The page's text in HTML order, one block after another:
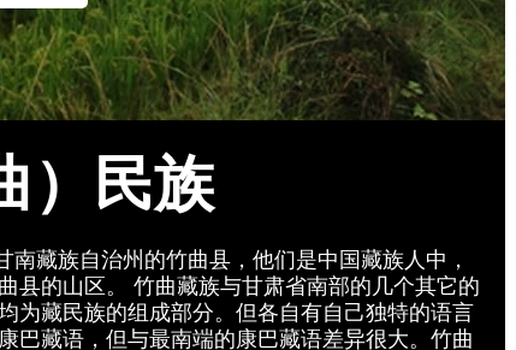
）民族
南藏族自治州的竹曲县，他们是中国藏族人中，
县的山区。 竹曲藏族与甘肃省南部的几个其它的
为藏民族的组成部分。但各自有自己独特的语言
巴藏语，但与最南端的康巴藏语差异很大。竹曲